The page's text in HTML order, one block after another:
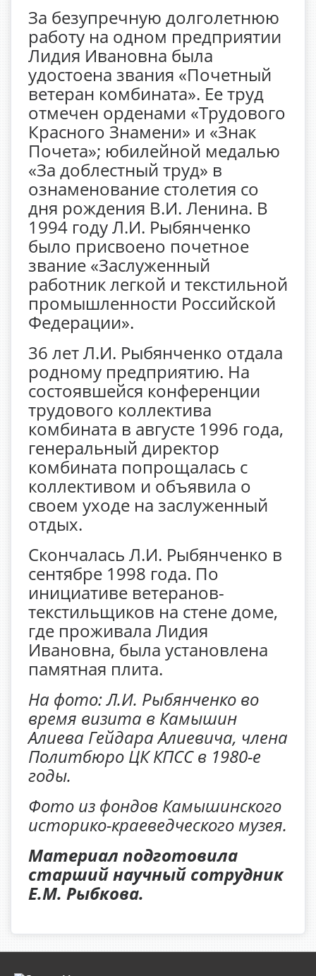
За безупречную долголетнюю
работу на одном предприятии
Лидия Ивановна была
удостоена звания «Почетный
ветеран комбината». Ее труд
отмечен орденами «Трудового
Красного Знамени» и «Знак
Почета»; юбилейной медалью
«За доблестный труд» в
ознаменование столетия со
дня рождения В.И. Ленина. В
1994 году Л.И. Рыбянченко
было присвоено почетное
звание «Заслуженный
работник легкой и текстильной
промышленности Российской
Федерации».
36 лет Л.И. Рыбянченко отдала
родному предприятию. На
состоявшейся конференции
трудового коллектива
комбината в августе 1996 года,
генеральный директор
комбината попрощалась с
коллективом и объявила о
своем уходе на заслуженный
отдых.
Скончалась Л.И. Рыбянченко в
сентябре 1998 года. По
инициативе ветеранов-
текстильщиков на стене доме,
где проживала Лидия
Ивановна, была установлена
памятная плита.
На фото: Л.И. Рыбянченко во
время визита в Камышин
Алиева Гейдара Алиевича, члена
Политбюро ЦК КПСС в 1980-е
годы.
Фото из фондов Камышинского
историко-краеведческого музея.
Материал подготовила
старший научный сотрудник
Е.М. Рыбкова.